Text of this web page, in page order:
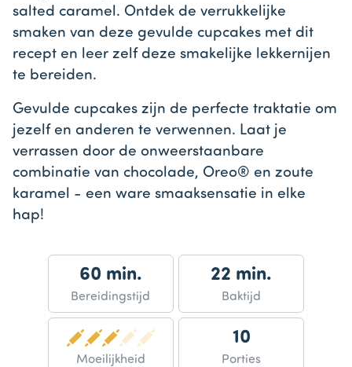
salted caramel. Ontdek de verrukkelijke
smaken van deze gevulde cupcakes met dit
recept en leer zelf deze smakelijke lekkernijen
te bereiden.
Gevulde cupcakes zijn de perfecte traktatie om
jezelf en anderen te verwennen. Laat je
verrassen door de onweerstaanbare
combinatie van chocolade, Oreo® en zoute
karamel - een ware smaaksensatie in elke
hap!
60 min.
Bereidingstijd
22 min.
Baktijd
Moeilijkheid
10
Porties